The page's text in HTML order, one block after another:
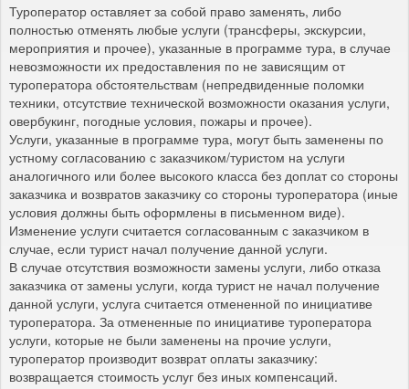
Туроператор оставляет за собой право заменять, либо
полностью отменять любые услуги (трансферы, экскурсии,
мероприятия и прочее), указанные в программе тура, в случае
невозможности их предоставления по не зависящим от
туроператора обстоятельствам (непредвиденные поломки
техники, отсутствие технической возможности оказания услуги,
овербукинг, погодные условия, пожары и прочее).
Услуги, указанные в программе тура, могут быть заменены по
устному согласованию с заказчиком/туристом на услуги
аналогичного или более высокого класса без доплат со стороны
заказчика и возвратов заказчику со стороны туроператора (иные
условия должны быть оформлены в письменном виде).
Изменение услуги считается согласованным с заказчиком в
случае, если турист начал получение данной услуги.
В случае отсутствия возможности замены услуги, либо отказа
заказчика от замены услуги, когда турист не начал получение
данной услуги, услуга считается отмененной по инициативе
туроператора. За отмененные по инициативе туроператора
услуги, которые не были заменены на прочие услуги,
туроператор производит возврат оплаты заказчику:
возвращается стоимость услуг без иных компенсаций.